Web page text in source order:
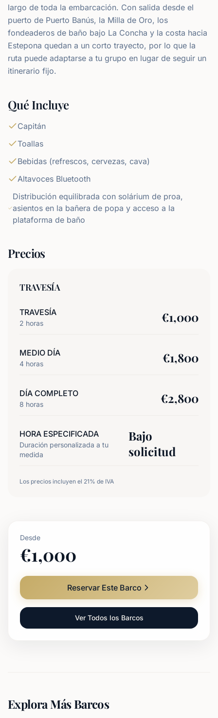
largo de toda la embarcación. Con salida desde el
puerto de Puerto Banús, la Milla de Oro, los
fondeaderos de baño bajo La Concha y la costa hacia
Estepona quedan a un corto trayecto, por lo que la
ruta puede adaptarse a tu grupo en lugar de seguir un
itinerario fijo.
Qué Incluye
Capitán
Toallas
Bebidas (refrescos, cervezas, cava)
Altavoces Bluetooth
Distribución equilibrada con solárium de proa,
asientos en la bañera de popa y acceso a la
plataforma de baño
Precios
TRAVESÍA
TRAVESÍA
2 horas €1,000
MEDIO DÍA
4 horas €1,800
DÍA COMPLETO
8 horas €2,800
HORA ESPECIFICADA
Duración personalizada a tu
medida
Bajo
solicitud
Los precios incluyen el 21% de IVA
Desde
€1,000
Reservar Este Barco
Ver Todos los Barcos
Explora Más Barcos